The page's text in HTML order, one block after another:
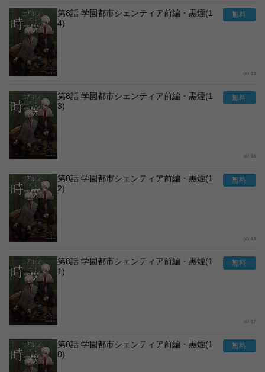
第8話 学園都市シェンティア前編・黒煙(1
4)
13
第8話 学園都市シェンティア前編・黒煙(1
3)
16
第8話 学園都市シェンティア前編・黒煙(1
2)
13
第8話 学園都市シェンティア前編・黒煙(1
1)
17
第8話 学園都市シェンティア前編・黒煙(1
0)